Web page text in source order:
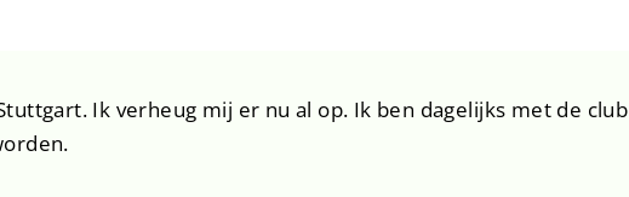
Ik verheug mij er nu al op. Ik ben dagelijks met de club